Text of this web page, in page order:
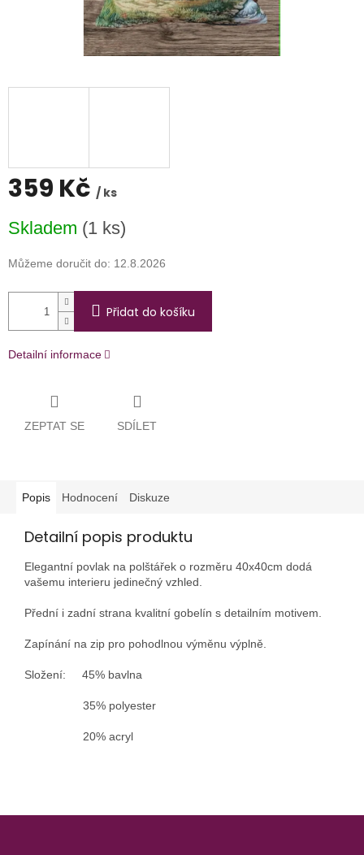
359 Kč / ks
cena:
Skladem (1 ks)
Můžeme doručit do: 12.8.2026
Přidat do košíku
Detailní informace
ZEPTAT SE SDÍLET
Popis Hodnocení Diskuze
Detailní popis produktu
Elegantní povlak na polštářek o rozměru 40x40cm dodá
vašemu interieru jedinečný vzhled.
Přední i zadní strana kvalitní gobelín s detailním motivem.
Zapínání na zip pro pohodlnou výměnu výplně.
Složení: 45% bavlna
35% polyester
20% acryl